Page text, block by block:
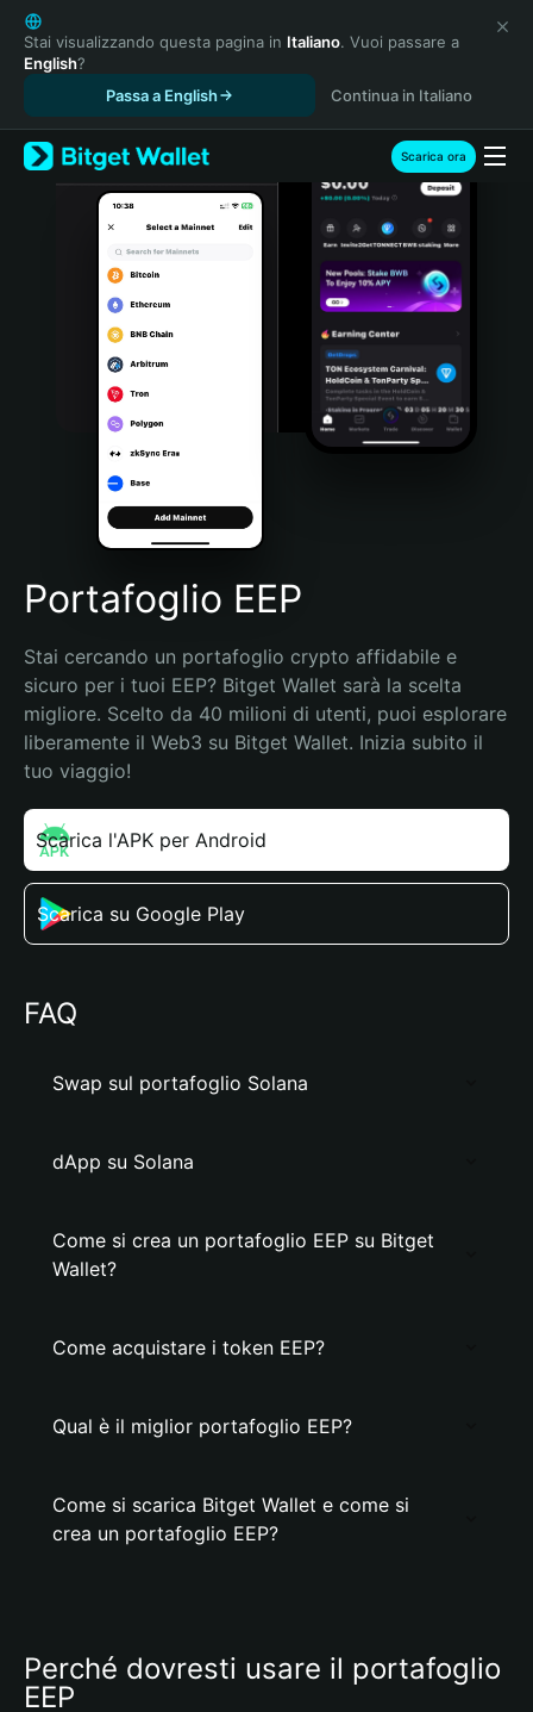
English
日本語
Tiếng Việt
Español (Latinoamérica)
Türkçe
Italiano
Português (Portugal)
Bahasa Indonesia
Português (Brasil)
Español (Argentina)
Stai visualizzando questa pagina in Italiano. Vuoi passare a
English?
Passa a English
Continua in Italiano
Scarica ora
Portafoglio EEP
Stai cercando un portafoglio crypto affidabile e
sicuro per i tuoi EEP? Bitget Wallet sarà la scelta
migliore. Scelto da 40 milioni di utenti, puoi esplorare
liberamente il Web3 su Bitget Wallet. Inizia subito il
tuo viaggio!
Scarica l'APK per Android
Scarica su Google Play
FAQ
Swap sul portafoglio Solana
dApp su Solana
Come si crea un portafoglio EEP su Bitget
Wallet?
Come acquistare i token EEP?
Qual è il miglior portafoglio EEP?
Come si scarica Bitget Wallet e come si
crea un portafoglio EEP?
Perché dovresti usare il portafoglio
EEP